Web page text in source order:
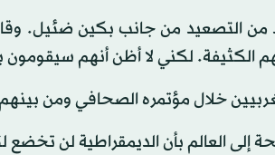
من جانب بكين ضئيل. وقال
لكني لا أظن أنهم سيقومون
خلال مؤتمره الصحافي ومن
العالم بأن الديمقراطية لن تخضع